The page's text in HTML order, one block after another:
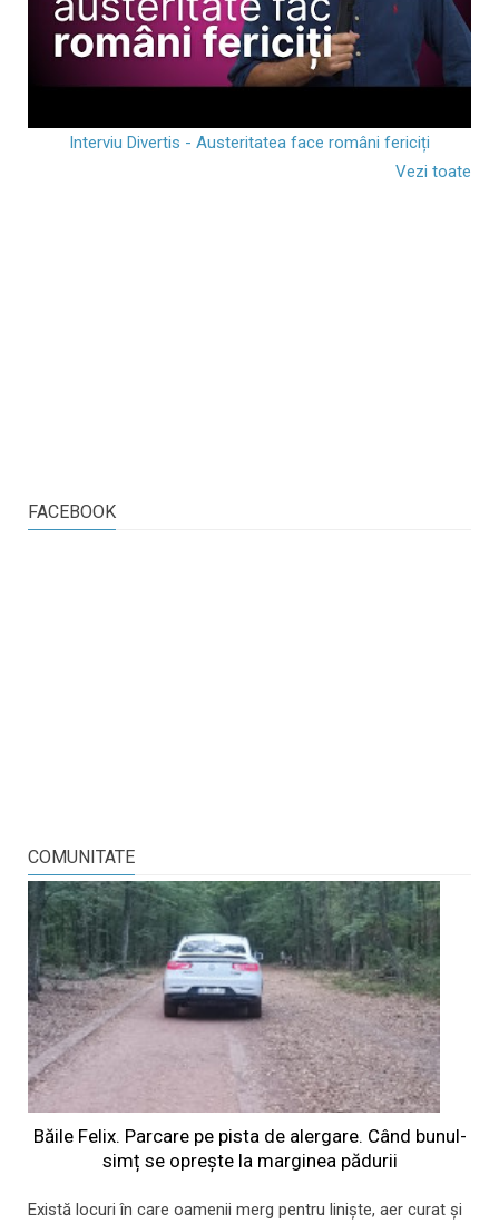
Interviu Divertis - Austeritatea face români fericiți
Vezi toate
FACEBOOK
COMUNITATE
Băile Felix. Parcare pe pista de alergare. Când bunul-
simț se oprește la marginea pădurii
Există locuri în care oamenii merg pentru liniște, aer curat și